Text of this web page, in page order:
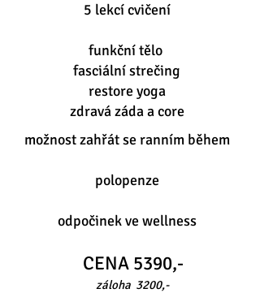
5 lekcí cvičení
funkční tělo
fasciální strečing
restore yoga
zdravá záda a core
možnost zahřát se ranním během
polopenze
odpočinek ve wellness
CENA 5390,-
záloha 3200,-